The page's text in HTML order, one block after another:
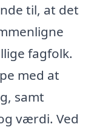
til, at det
fagfolk.
med at
samt
værdi. Ved